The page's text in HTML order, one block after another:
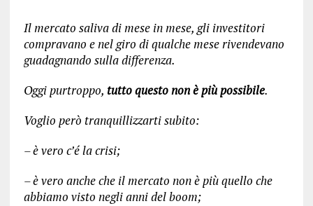
Il mercato saliva di mese in mese, gli investitori
compravano e nel giro di qualche mese rivendevano
guadagnando sulla differenza.
Oggi purtroppo, tutto questo non è più possibile.
Voglio però tranquillizzarti subito:
– è vero c’é la crisi;
– è vero anche che il mercato non è più quello che
abbiamo visto negli anni del boom;